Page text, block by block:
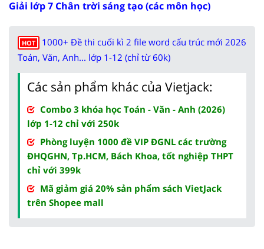
Giải lớp 7 Chân trời sáng tạo (các môn học)
HOT
1000+ Đề thi cuối kì 2 file word cấu trúc mới 2026
Toán, Văn, Anh... lớp 1-12 (chỉ từ 60k)
Các sản phẩm khác của Vietjack:
Combo 3 khóa học Toán - Văn - Anh (2026)
lớp 1-12 chỉ với 250k
Phòng luyện 1000 đề VIP ĐGNL các trường
ĐHQGHN, Tp.HCM, Bách Khoa, tốt nghiệp THPT
chỉ với 399k
Mã giảm giá 20% sản phẩm sách VietJack
trên Shopee mall